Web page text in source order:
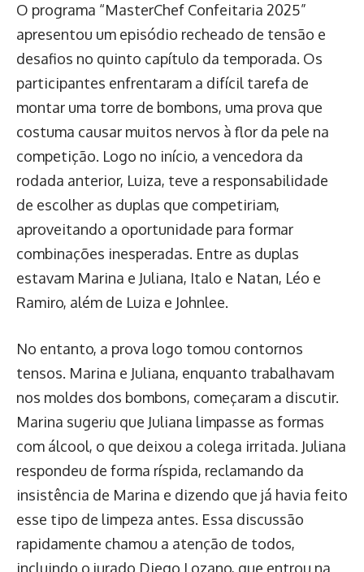
O programa “MasterChef Confeitaria 2025”
apresentou um episódio recheado de tensão e
desafios no quinto capítulo da temporada. Os
participantes enfrentaram a difícil tarefa de
montar uma torre de bombons, uma prova que
costuma causar muitos nervos à flor da pele na
competição. Logo no início, a vencedora da
rodada anterior, Luiza, teve a responsabilidade
de escolher as duplas que competiriam,
aproveitando a oportunidade para formar
combinações inesperadas. Entre as duplas
estavam Marina e Juliana, Italo e Natan, Léo e
Ramiro, além de Luiza e Johnlee.
No entanto, a prova logo tomou contornos
tensos. Marina e Juliana, enquanto trabalhavam
nos moldes dos bombons, começaram a discutir.
Marina sugeriu que Juliana limpasse as formas
com álcool, o que deixou a colega irritada. Juliana
respondeu de forma ríspida, reclamando da
insistência de Marina e dizendo que já havia feito
esse tipo de limpeza antes. Essa discussão
rapidamente chamou a atenção de todos,
incluindo o jurado Diego Lozano, que entrou na